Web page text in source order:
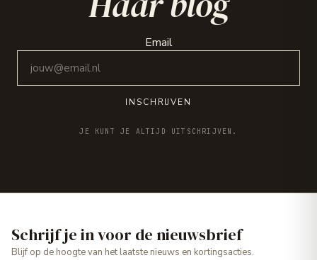
Email
INSCHRIJVEN
JE KUNT JE ALTIJD UITSCHRIJVEN.
Schrijf je in voor de nieuwsbrief
Blijf op de hoogte van het laatste nieuws en kortingsacties.